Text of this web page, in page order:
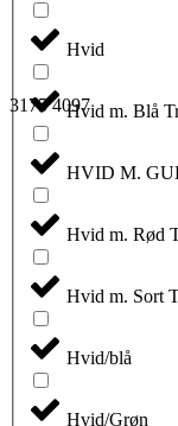
Hvid
Hvid m. Blå
HVID M.
Hvid m. Rød
Hvid m. Sort
Hvid/blå
Hvid/Grøn
3175 4097